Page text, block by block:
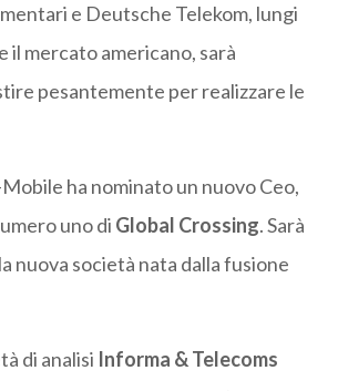
e Deutsche Telekom, lungi
il mercato americano, sarà
pesantemente per realizzare le
ha nominato un nuovo Ceo,
uno di Global Crossing. Sarà
nuova società nata dalla fusione
di analisi Informa & Telecoms